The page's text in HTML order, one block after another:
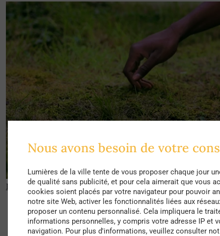
Le corps de la ville #01from Kino TanzonVimeo.
Nous avons besoin de votre
Lumières de la ville tente de vous proposer chaque jour
de qualité sans publicité, et pour cela aimerait que vous
cookies soient placés par votre navigateur pour pouvoir
notre site Web, activer les fonctionnalités liées aux
proposer un contenu personnalisé. Cela impliquera le
informations personnelles, y compris votre adresse IP et
navigation. Pour plus d'informations, veuillez consulter